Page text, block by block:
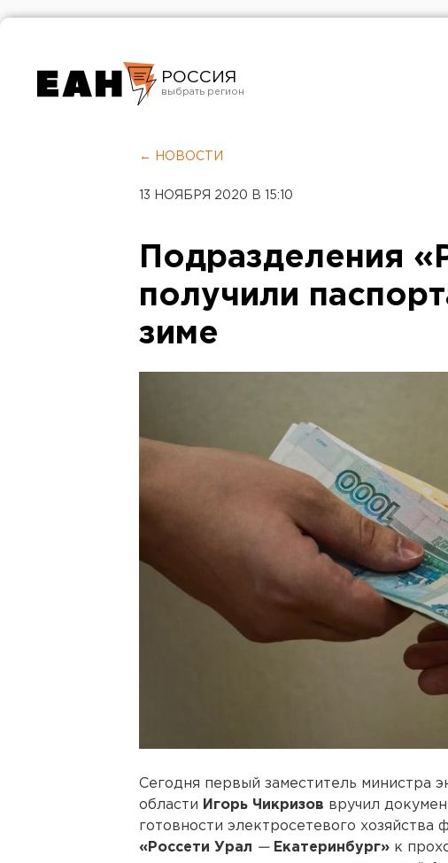
РОССИЯ
Челябинск
← НОВОСТИ
13 НОЯБРЯ 2020 В 15:10
Подразделения
получили
зиме
Сегодня первый заместитель министра
области Игорь Чикризов вручил
готовности электросетевого хозяйства
«Россети Урал —Екатеринбург» к